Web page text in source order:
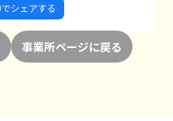
でシェアする
事業所ページに戻る